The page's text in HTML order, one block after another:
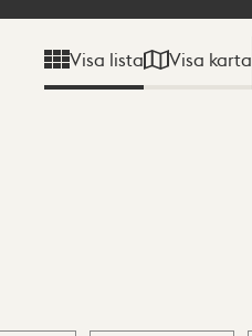
Visa lista Visa karta